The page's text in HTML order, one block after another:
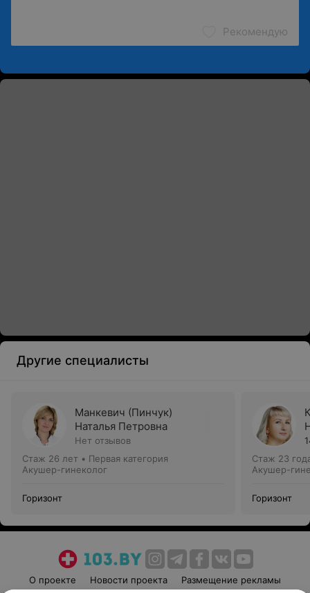
Рекомендую
Другие специалисты
Манкевич (Пинчук)
Наталья Петровна
Нет отзывов
Стаж 26 лет • Первая категория
Акушер-гинеколог
Горизонт
Стаж 23
Акушер-
Горизонт
О проекте Новости проекта
Размещение рекламы